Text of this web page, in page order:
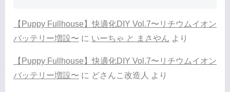
【Puppy Fullhouse】快適化DIY Vol.7〜リチウムイオン
バッテリー増設〜 に いーちゃ と まさやん より
【Puppy Fullhouse】快適化DIY Vol.7〜リチウムイオン
バッテリー増設〜 に どさんこ改造人 より